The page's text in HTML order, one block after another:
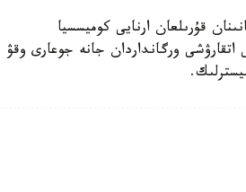
قۇرىلعان ارنايى كوميسسيا
اتقارۋشى ورگانداردان جانە جوعارى وقۋ